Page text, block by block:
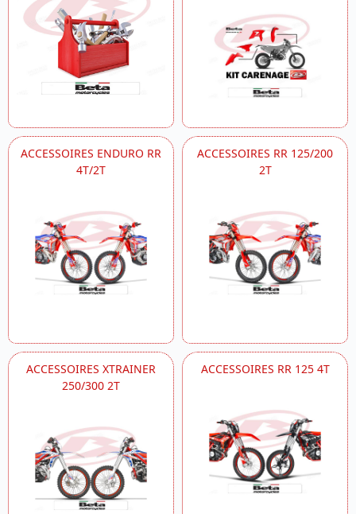
ACCESSOIRES ENDURO RR
4T/2T
ACCESSOIRES RR 125/200
2T
ACCESSOIRES XTRAINER
250/300 2T
ACCESSOIRES RR 125 4T